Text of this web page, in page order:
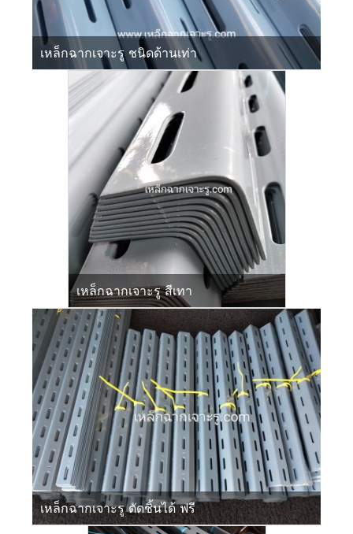
เหล็กฉากเจาะรู ชนิดด้านเท่า
เหล็กฉากเจาะรู สีเทา
เหล็กฉากเจาะรู ตัดชิ้นได้ ฟรี